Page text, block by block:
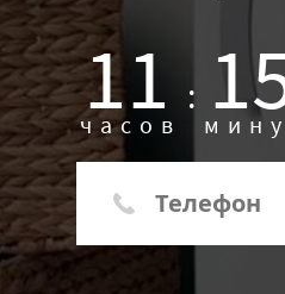
11 :
часов